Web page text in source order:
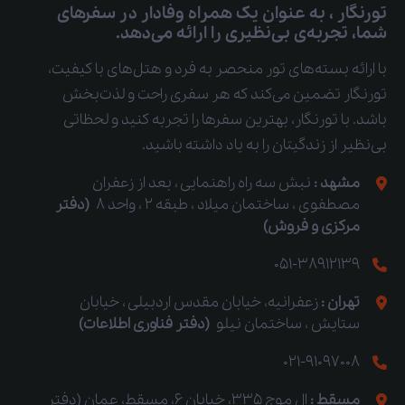
تورنگار ، به عنوان یک همراه وفادار در سفرهای
شما، تجربه‌ی بی‌نظیری را ارائه می‌دهد.
با ارائه بسته‌های تور منحصر به فرد و هتل‌های با کیفیت،
تورنگار تضمین می‌کند که هر سفری راحت و لذت‌بخش
باشد. با تورنگار، بهترین سفرها را تجربه کنید و لحظاتی
بی‌نظیر از زندگیتان را به یاد داشته باشید.
مشهد : نبش سه راه راهنمایی ، بعد از زعفران
مصطفوی ، ساختمان میلاد ، طبقه 2 ، واحد 8
(دفتر
مرکزی و فروش)
051-38912139
تهران :زعفرانیه، خیابان مقدس اردبیلی ، خیابان
ستایش ، ساختمان نیلو (دفتر فناوری اطلاعات)
021-91097008
مسقط :
ال موج 335، خیابان 6، مسقط، عمان (دفتر